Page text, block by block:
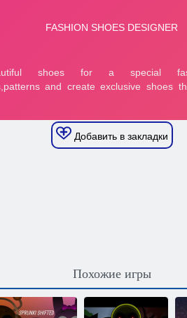
Добавить в закладки
Похожие игры